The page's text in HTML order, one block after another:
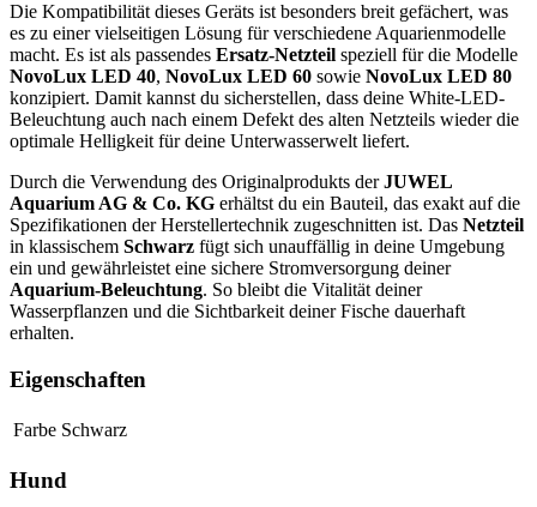
Die Kompatibilität dieses Geräts ist besonders breit gefächert, was
es zu einer vielseitigen Lösung für verschiedene Aquarienmodelle
macht. Es ist als passendes Ersatz-Netzteil speziell für die Modelle
NovoLux LED 40, NovoLux LED 60 sowie NovoLux LED 80
konzipiert. Damit kannst du sicherstellen, dass deine White-LED-
Beleuchtung auch nach einem Defekt des alten Netzteils wieder die
optimale Helligkeit für deine Unterwasserwelt liefert.
Durch die Verwendung des Originalprodukts derJUWEL
Aquarium AG & Co. KG erhältst du ein Bauteil, das exakt auf die
Spezifikationen der Herstellertechnik zugeschnitten ist. Das Netzteil
in klassischem Schwarz fügt sich unauffällig in deine Umgebung
ein und gewährleistet eine sichere Stromversorgung deiner
Aquarium-Beleuchtung. So bleibt die Vitalität deiner
Wasserpflanzen und die Sichtbarkeit deiner Fische dauerhaft
erhalten.
Eigenschaften
Farbe Schwarz
Hund